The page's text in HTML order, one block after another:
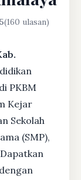
(160 ulasan)
PKBM
Kejar
Sekolah
(SMP),